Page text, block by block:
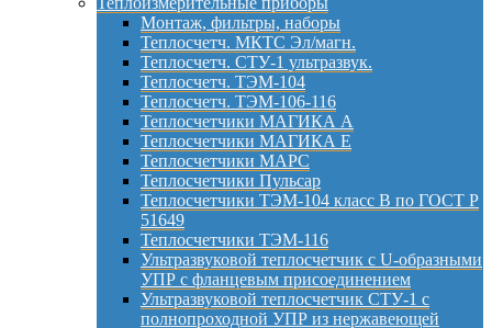
Монтаж, фильтры, наборы
Теплосчетч. МКТС Эл/магн.
Теплосчетч. СТУ-1 ультразвук.
Теплосчетч. ТЭМ-104
Теплосчетч. ТЭМ-106-116
Теплосчетчики МАГИКА А
Теплосчетчики МАГИКА Е
Теплосчетчики МАРС
Теплосчетчики Пульсар
Теплосчетчики ТЭМ-104 класс B по ГОСТ Р
51649
Теплосчетчики ТЭМ-116
Ультразвуковой теплосчетчик с U-образными
УПР с фланцевым присоединением
Ультразвуковой теплосчетчик СТУ-1 с
полнопроходной УПР из нержавеющей